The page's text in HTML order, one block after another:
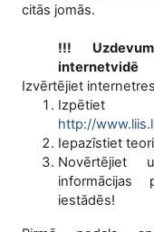
citās jomās.
!!!
internetvidē
Izvērtējiet
http://
Iepazīstiet
Novērtējiet
informācijas
iestādēs!